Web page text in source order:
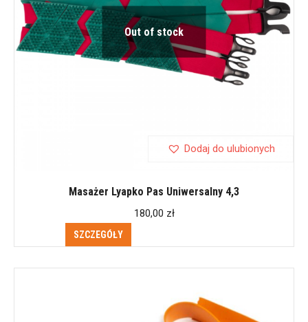
Out of stock
Dodaj do ulubionych
Masażer Lyapko Pas Uniwersalny 4,3
180,00 zł
SZCZEGÓŁY